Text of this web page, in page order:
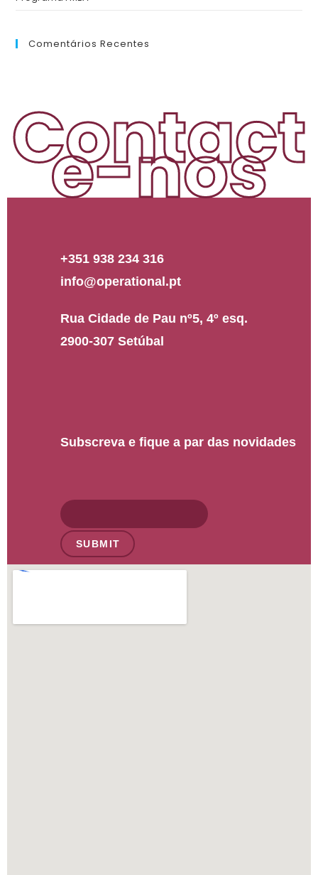
Comentários Recentes
Contact
e-nos
+351 938 234 316
info@operational.pt
Rua Cidade de Pau nº5, 4º esq.
2900-307 Setúbal
Subscreva e fique a par das novidades